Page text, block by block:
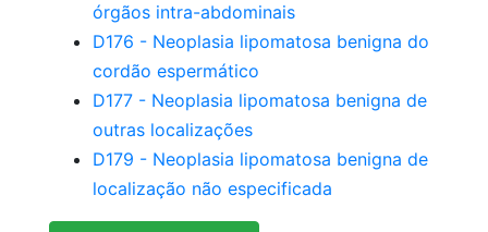
órgãos intra-abdominais
D176 - Neoplasia lipomatosa benigna do
cordão espermático
D177 - Neoplasia lipomatosa benigna de
outras localizações
D179 - Neoplasia lipomatosa benigna de
localização não especificada